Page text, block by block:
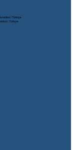
İstanbul / Türkiye
/ Türkiye